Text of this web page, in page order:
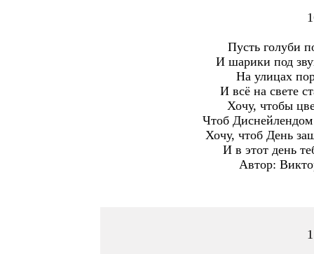
Пусть голуби
И шарики под
На улицах
И всё на свете
Хочу, чтобы
Чтоб
Хочу, чтоб День
И в этот день
Автор: